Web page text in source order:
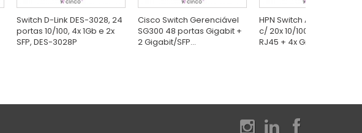
Switch D-Link DES-3028, 24
portas 10/100, 4x 1Gb e 2x
SFP, DES-3028P
Cisco Switch Gerenciável
SG300 48 portas Gigabit +
2 Gigabit/SFP...
HPN Switch A5120-24G-EI
c/ 20x 10/100/1000Mbps
RJ45 + 4x Gigabit...